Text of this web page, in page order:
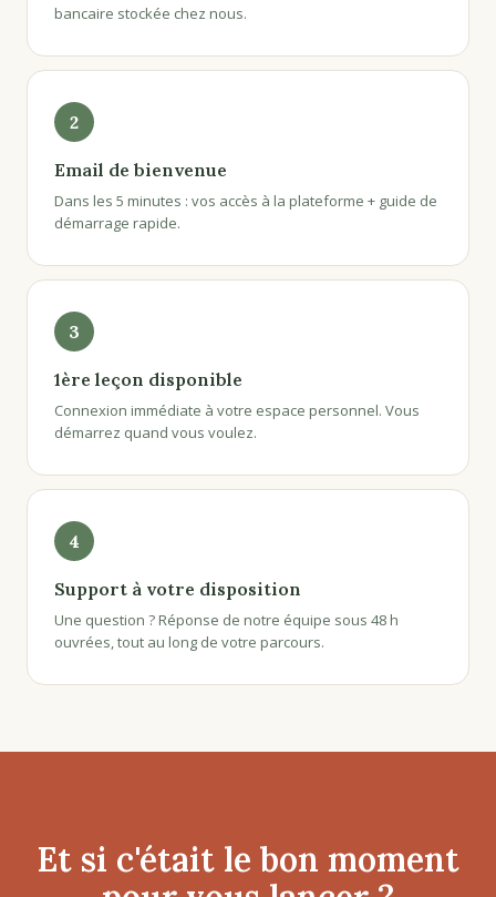
bancaire stockée chez nous.
2
Email de bienvenue
Dans les 5 minutes : vos accès à la plateforme + guide de
démarrage rapide.
3
1ère leçon disponible
Connexion immédiate à votre espace personnel. Vous
démarrez quand vous voulez.
4
Support à votre disposition
Une question ? Réponse de notre équipe sous 48 h
ouvrées, tout au long de votre parcours.
Et si c'était le bon moment